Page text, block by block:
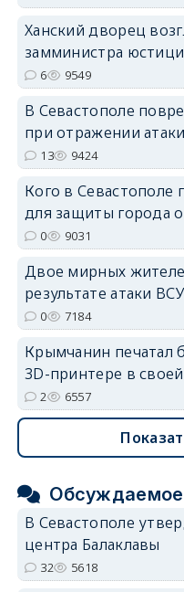
Ханский дворец
замминистра
6 9549
В Севастополе
при отражении
13 9424
Кого в Севастополе
для защиты города
0 9031
Двое мирных
результате атаки
0 7184
Крымчанин печатал
3D-принтере в
2 6557
Обсуждаемое
В Севастополе
центра Балаклавы
32 5618